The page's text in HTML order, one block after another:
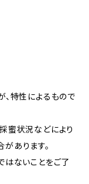
、特性によるもので
蜜状況などにより
あります。
はないことをご了